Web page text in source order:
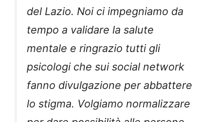
del Lazio. Noi ci impegniamo da
tempo a validare la salute
mentale e ringrazio tutti gli
psicologi che sui social network
fanno divulgazione per abbattere
lo stigma. Volgiamo normalizzare